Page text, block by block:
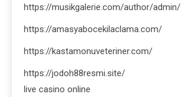
https://musikgalerie.com/author/admin/
https://amasyabocekilaclama.com/
https://kastamonuveteriner.com/
https://jodoh88resmi.site/
live casino online